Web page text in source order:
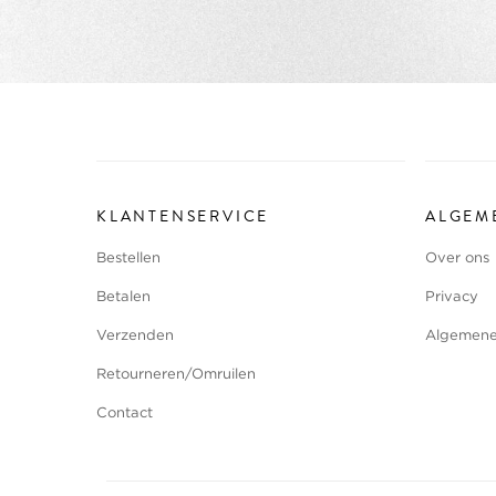
KLANTENSERVICE
Bestellen
Betalen
Verzenden
Retourneren/Omruilen
Contact
Over ons
Privacy